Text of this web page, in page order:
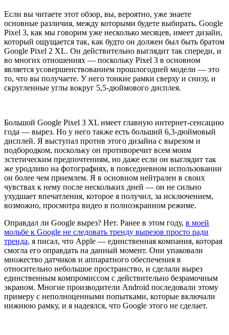
Если вы читаете этот обзор, вы, вероятно, уже знаете
основные различия, между которыми будете выбирать. Google
Pixel 3, как мы говорим уже несколько месяцев, имеет дизайн,
который ощущается так, как будто он должен был быть братом
Google Pixel 2 XL. Он действительно выглядит так спереди, и
во многих отношениях — поскольку Pixel 3 в основном
является усовершенствованием прошлогодней модели — это
то, что вы получаете. У него тонкие рамки сверху и снизу, и
скругленные углы вокруг 5,5-дюймового дисплея.
Большой Google Pixel 3 XL имеет главную интернет-сенсацию
года — вырез. Но у него также есть больший 6,3-дюймовый
дисплей. Я выступал против этого дизайна с вырезом и
подбородком, поскольку он противоречит всем моим
эстетическим предпочтениям, но даже если он выглядит так
же уродливо на фотографиях, в повседневном использовании
он более чем приемлем. Я в основном нейтрален в своих
чувствах к нему после нескольких дней — он не сильно
ухудшает впечатления, которое я получил, за исключением,
возможно, просмотра видео в полноэкранном режиме.
Оправдал ли Google вырез? Нет. Ранее в этом году, в моей
мольбе к Google не следовать тренду вырезов просто ради
тренда, я писал, что Apple — единственная компания, которая
смогла его оправдать на данный момент. Они упаковали
множество датчиков и аппаратного обеспечения в
относительно небольшое пространство, и сделали вырез
единственным компромиссом с действительно безрамочным
экраном. Многие производители Android последовали этому
примеру с неполноценными попытками, которые включали
нижнюю рамку, и я надеялся, что Google этого не сделает.